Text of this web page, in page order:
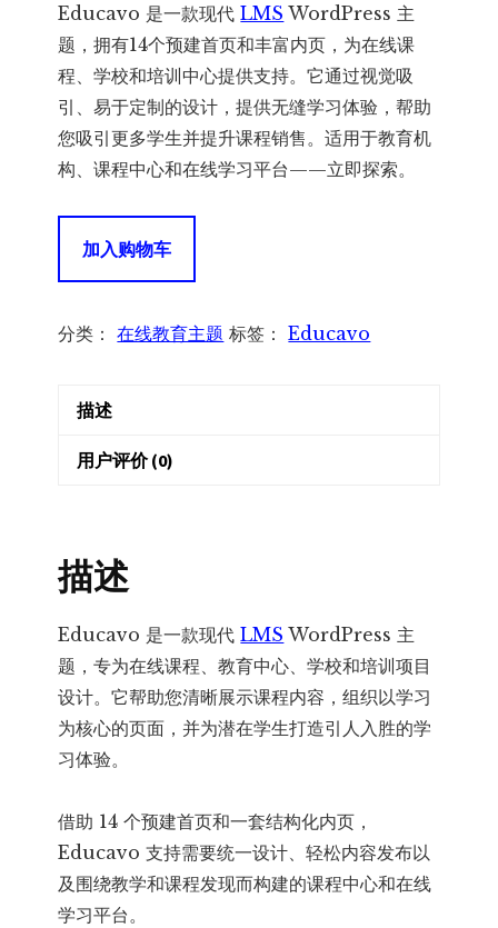
为：
¥299.00。
价
格
为：
Educavo 是一款现代LMS WordPress 主
题，拥有14个预建首页和丰富内页，为在线课
程、学校和培训中心提供支持。它通过视觉吸
引、易于定制的设计，提供无缝学习体验，帮助
您吸引更多学生并提升课程销售。适用于教育机
构、课程中心和在线学习平台——立即探索。
3.4.4
Online
Education
WordPress
线
程
与
教
育
主
数
量
加入购物车
分类：在线教育主题 标签：Educavo
描述
用户评价 (0)
描述
Educavo 是一款现代LMS WordPress 主
题，专为在线课程、教育中心、学校和培训项目
设计。它帮助您清晰展示课程内容，组织以学习
为核心的页面，并为潜在学生打造引人入胜的学
习体验。
借助 14 个预建首页和一套结构化内页，
Educavo 支持需要统一设计、轻松内容发布以
及围绕教学和课程发现而构建的课程中心和在线
学习平台。